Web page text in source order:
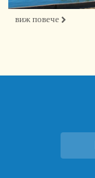
виж повече